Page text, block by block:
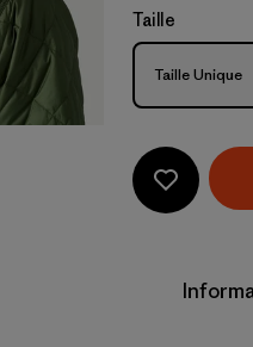
Taille
Taille
Taille Unique